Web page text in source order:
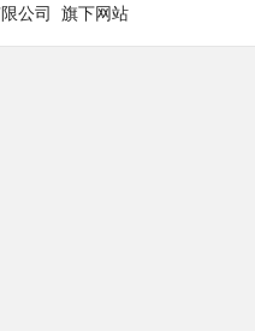
公司 旗下网站